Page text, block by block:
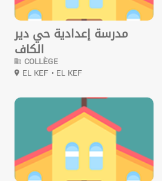
مدرسة إعدادية حي دير
الكاف
COLLÈGE
EL KEF • EL KEF